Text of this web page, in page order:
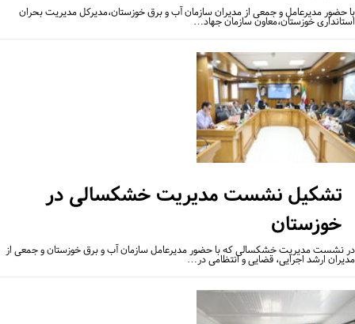
حضور مدیرعامل و جمعی از مدیران سازمان آب و برق خوزستان،مدیرکل مدیریت بحران
خوزستان،معاون سازمان جهاد…
تشکیل نشست مدیریت خشکسالی در
خوزستان
نشست مدیریت خشکسالی که با حضور مدیرعامل سازمان آب و برق خوزستان و جمعی از
ارشد اجرایی، قضایی و انتظامی در…